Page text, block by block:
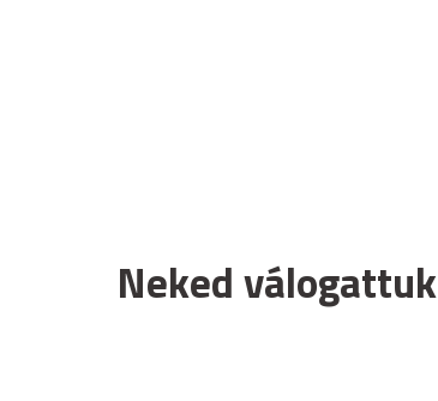
Neked válogattuk